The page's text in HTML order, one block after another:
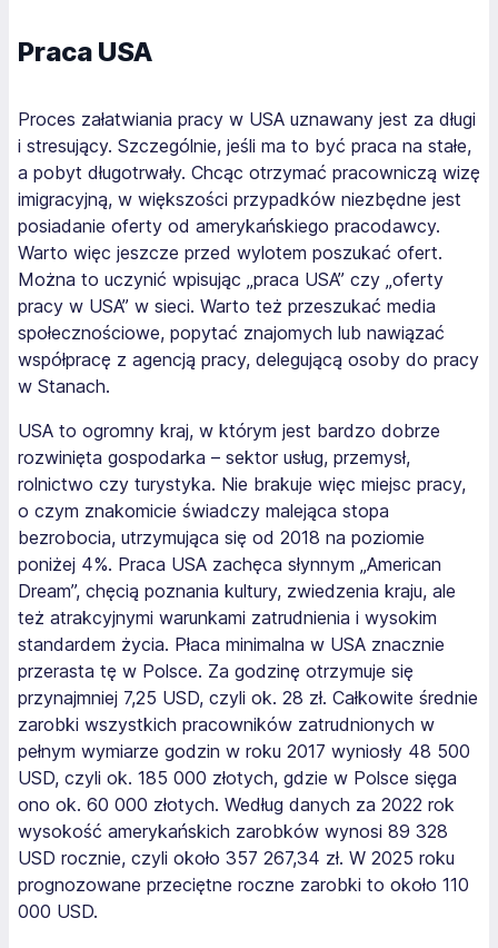
Praca USA
Proces załatwiania pracy w USA uznawany jest za długi
i stresujący. Szczególnie, jeśli ma to być praca na stałe,
a pobyt długotrwały. Chcąc otrzymać pracowniczą wizę
imigracyjną, w większości przypadków niezbędne jest
posiadanie oferty od amerykańskiego pracodawcy.
Warto więc jeszcze przed wylotem poszukać ofert.
Można to uczynić wpisując „praca USA” czy „oferty
pracy w USA” w sieci. Warto też przeszukać media
społecznościowe, popytać znajomych lub nawiązać
współpracę z agencją pracy, delegującą osoby do pracy
w Stanach.
USA to ogromny kraj, w którym jest bardzo dobrze
rozwinięta gospodarka – sektor usług, przemysł,
rolnictwo czy turystyka. Nie brakuje więc miejsc pracy,
o czym znakomicie świadczy malejąca stopa
bezrobocia, utrzymująca się od 2018 na poziomie
poniżej 4%. Praca USA zachęca słynnym „American
Dream”, chęcią poznania kultury, zwiedzenia kraju, ale
też atrakcyjnymi warunkami zatrudnienia i wysokim
standardem życia. Płaca minimalna w USA znacznie
przerasta tę w Polsce. Za godzinę otrzymuje się
przynajmniej 7,25 USD, czyli ok. 28 zł. Całkowite średnie
zarobki wszystkich pracowników zatrudnionych w
pełnym wymiarze godzin w roku 2017 wyniosły 48 500
USD, czyli ok. 185 000 złotych, gdzie w Polsce sięga
ono ok. 60 000 złotych. Według danych za 2022 rok
wysokość amerykańskich zarobków wynosi 89 328
USD rocznie, czyli około 357 267,34 zł. W 2025 roku
prognozowane przeciętne roczne zarobki to około 110
000 USD.